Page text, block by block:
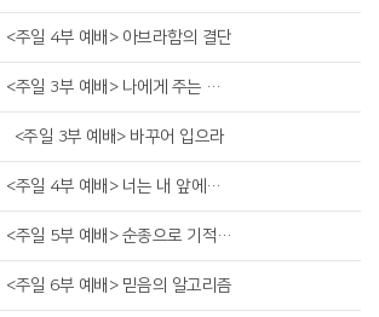
<주일 4부 예배> 아브라함의 결단
<주일 3부 예배> 나에게 주는 선물
<주일 3부 예배> 바꾸어 입으라
<주일 4부 예배> 너는 내 앞에서 완전하라
<주일 5부 예배> 순종으로 기적을 경험하라
<주일 6부 예배> 믿음의 알고리즘